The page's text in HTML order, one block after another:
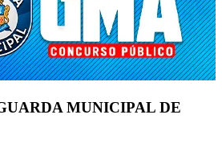
MUNICIPAL DE